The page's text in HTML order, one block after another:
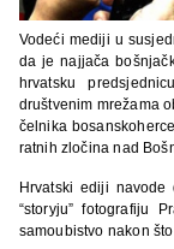
Vodeći mediji u
da je najjača
hrvatsku
društvenim mrežama
čelnika
ratnih zločina nad
Hrvatski ediji
“storyju” fotografiju
samoubistvo nakon